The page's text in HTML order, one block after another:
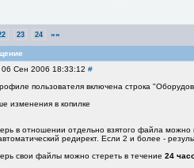
23 24 »»
06 Сен 2006 18:33:12 #
пользователя включена строка
изменения в копилке
в отношении отдельно взятого файла можно
редирект. Если 2 и более -
свои файлы можно стереть в течение 24